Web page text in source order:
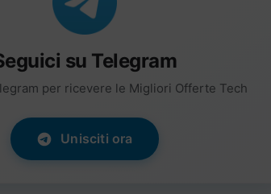
su Telegram
per ricevere le Migliori Offerte Tech
Unisciti ora